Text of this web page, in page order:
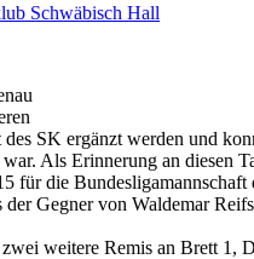
Schwäbisch Hall
SK ergänzt werden und
Als Erinnerung an
für die
Gegner von Waldemar
weitere Remis an Brett